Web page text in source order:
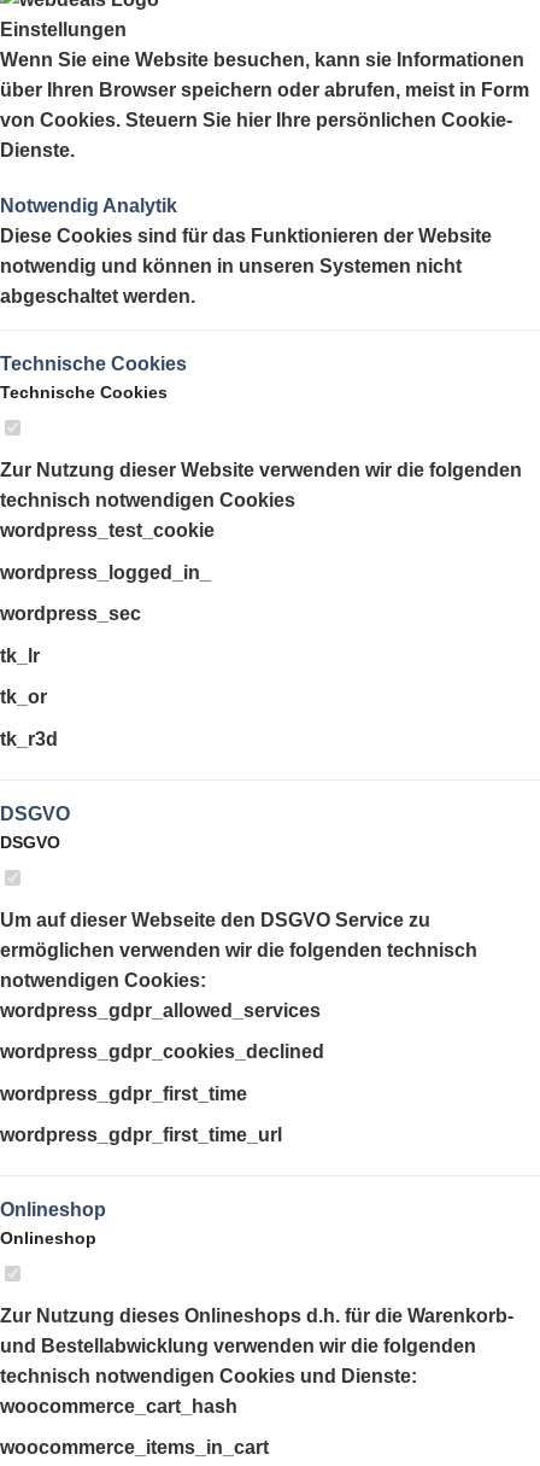
Einstellungen
Wenn Sie eine Website besuchen, kann sie Informationen
über Ihren Browser speichern oder abrufen, meist in Form
von Cookies. Steuern Sie hier Ihre persönlichen Cookie-
Dienste.
Notwendig Analytik
Diese Cookies sind für das Funktionieren der Website
notwendig und können in unseren Systemen nicht
abgeschaltet werden.
Technische Cookies
Technische Cookies
Zur Nutzung dieser Website verwenden wir die folgenden
technisch notwendigen Cookies
wordpress_test_cookie
wordpress_logged_in_
wordpress_sec
tk_lr
tk_or
tk_r3d
DSGVO
DSGVO
Um auf dieser Webseite den DSGVO Service zu
ermöglichen verwenden wir die folgenden technisch
notwendigen Cookies:
wordpress_gdpr_allowed_services
wordpress_gdpr_cookies_declined
wordpress_gdpr_first_time
wordpress_gdpr_first_time_url
Onlineshop
Onlineshop
Zur Nutzung dieses Onlineshops d.h. für die Warenkorb-
und Bestellabwicklung verwenden wir die folgenden
technisch notwendigen Cookies und Dienste:
woocommerce_cart_hash
woocommerce_items_in_cart